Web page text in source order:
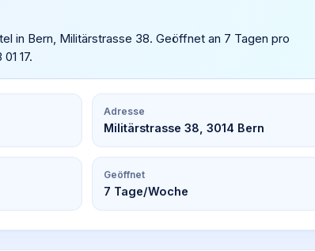
in Bern, Militärstrasse 38. Geöffnet an 7 Tagen pro
17.
Adresse
Militärstrasse 38, 3014 Bern
Geöffnet
7 Tage/Woche